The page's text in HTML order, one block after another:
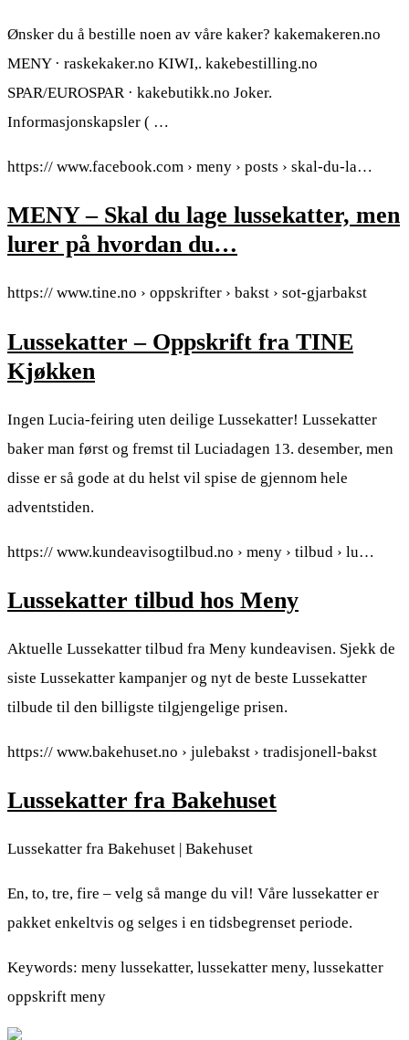
Ønsker du å bestille noen av våre kaker? kakemakeren.no
MENY · raskekaker.no KIWI,. kakebestilling.no
SPAR/EUROSPAR · kakebutikk.no Joker.
Informasjonskapsler ( …
https:// www.facebook.com › meny › posts › skal-du-la…
MENY – Skal du lage lussekatter, men
lurer på hvordan du…
https:// www.tine.no › oppskrifter › bakst › sot-gjarbakst
Lussekatter – Oppskrift fra TINE
Kjøkken
Ingen Lucia-feiring uten deilige Lussekatter! Lussekatter
baker man først og fremst til Luciadagen 13. desember, men
disse er så gode at du helst vil spise de gjennom hele
adventstiden.
https:// www.kundeavisogtilbud.no › meny › tilbud › lu…
Lussekatter tilbud hos Meny
Aktuelle Lussekatter tilbud fra Meny kundeavisen. Sjekk de
siste Lussekatter kampanjer og nyt de beste Lussekatter
tilbude til den billigste tilgjengelige prisen.
https:// www.bakehuset.no › julebakst › tradisjonell-bakst
Lussekatter fra Bakehuset
Lussekatter fra Bakehuset | Bakehuset
En, to, tre, fire – velg så mange du vil! Våre lussekatter er
pakket enkeltvis og selges i en tidsbegrenset periode.
Keywords: meny lussekatter, lussekatter meny, lussekatter
oppskrift meny